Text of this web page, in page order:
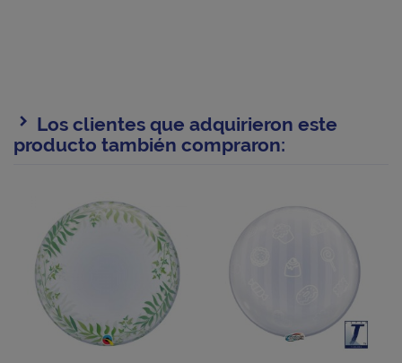
Los clientes que adquirieron este
producto también compraron: